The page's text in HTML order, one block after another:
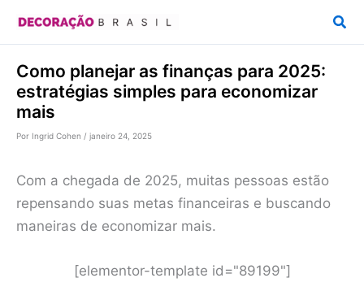
conteúdo
Como planejar as finanças para 2025:
estratégias simples para economizar
mais
Por Ingrid Cohen / janeiro 24, 2025
Com a chegada de 2025, muitas pessoas estão
repensando suas metas financeiras e buscando
maneiras de economizar mais.
[elementor-template id="89199"]